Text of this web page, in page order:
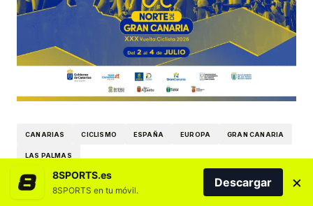
CANARIAS CICLISMO ESPAÑA EUROPA GRAN CANARIA
LAS PALMAS
8SPORTS.es
8SPORTS en tu móvil.
Descargar ×